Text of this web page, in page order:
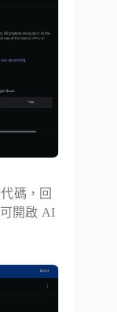
碼，回
開啟 AI